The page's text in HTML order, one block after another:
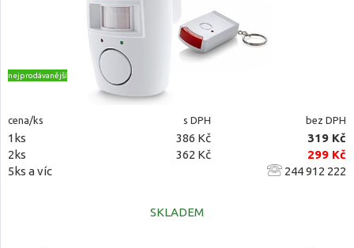
nejprodávanější
cena/ks s DPH bez DPH
1ks 386 Kč
319 Kč
2ks
362 Kč
299 Kč
5ks a víc
244 912 222
SKLADEM